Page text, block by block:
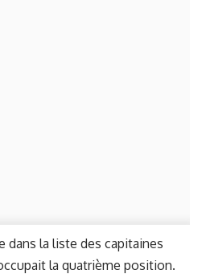
dans la liste des capitaines
la quatrième position.